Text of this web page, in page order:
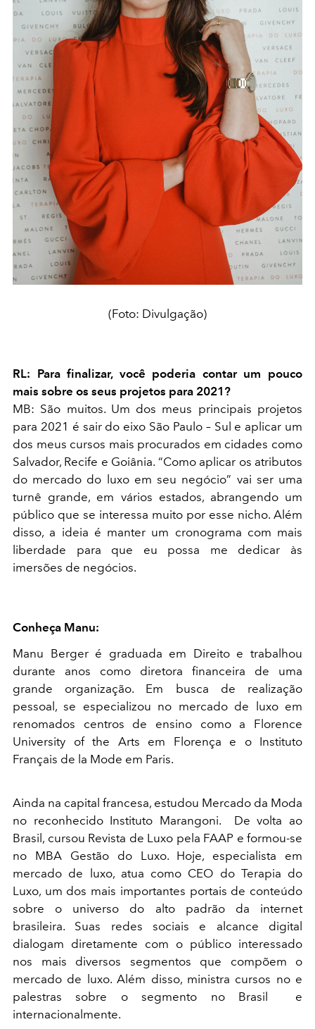
(Foto: Divulgação)
RL: Para finalizar, você poderia contar um pouco
mais sobre os seus projetos para 2021?
MB: São muitos. Um dos meus principais projetos
para 2021 é sair do eixo São Paulo – Sul e aplicar um
dos meus cursos mais procurados em cidades como
Salvador, Recife e Goiânia. “Como aplicar os atributos
do mercado do luxo em seu negócio” vai ser uma
turnê grande, em vários estados, abrangendo um
público que se interessa muito por esse nicho. Além
disso, a ideia é manter um cronograma com mais
liberdade para que eu possa me dedicar às
imersões de negócios.
Conheça Manu:
Manu Berger é graduada em Direito e trabalhou
durante anos como diretora financeira de uma
grande organização. Em busca de realização
pessoal, se especializou no mercado de luxo em
renomados centros de ensino como a Florence
University of the Arts em Florença e o Instituto
Français de la Mode em Paris.
Ainda na capital francesa, estudou Mercado da Moda
no reconhecido Instituto Marangoni. De volta ao
Brasil, cursou Revista de Luxo pela FAAP e formou-se
no MBA Gestão do Luxo. Hoje, especialista em
mercado de luxo, atua como CEO do Terapia do
Luxo, um dos mais importantes portais de conteúdo
sobre o universo do alto padrão da internet
brasileira. Suas redes sociais e alcance digital
dialogam diretamente com o público interessado
nos mais diversos segmentos que compõem o
mercado de luxo. Além disso, ministra cursos no e
palestras sobre o segmento no Brasil e
internacionalmente.